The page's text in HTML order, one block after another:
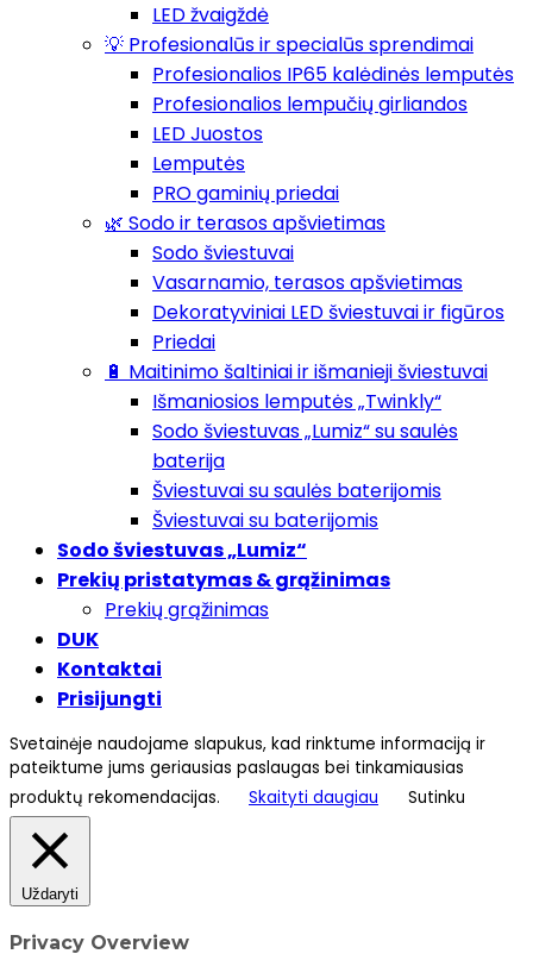
LED žvaigždė
💡 Profesionalūs ir specialūs sprendimai
Profesionalios IP65 kalėdinės lemputės
Profesionalios lempučių girliandos
LED Juostos
Lemputės
PRO gaminių priedai
🌿 Sodo ir terasos apšvietimas
Sodo šviestuvai
Vasarnamio, terasos apšvietimas
Dekoratyviniai LED šviestuvai ir figūros
Priedai
🔋 Maitinimo šaltiniai ir išmanieji šviestuvai
Išmaniosios lemputės „Twinkly“
Sodo šviestuvas „Lumiz“ su saulės
baterija
Šviestuvai su saulės baterijomis
Šviestuvai su baterijomis
Sodo šviestuvas „Lumiz“
Prekių pristatymas & grąžinimas
Prekių grąžinimas
DUK
Kontaktai
Prisijungti
Svetainėje naudojame slapukus, kad rinktume informaciją ir
pateiktume jums geriausias paslaugas bei tinkamiausias
produktų rekomendacijas.
Skaityti daugiau Sutinku
Uždaryti
Privacy Overview